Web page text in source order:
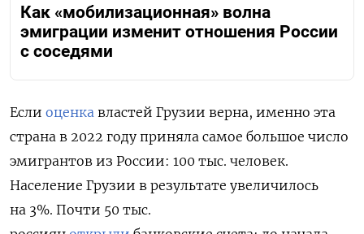
Как «мобилизационная» волна
эмиграции изменит отношения России
с соседями
Если оценка властей Грузии верна, именно эта
страна в 2022 году приняла самое большое число
эмигрантов из России: 100 тыс. человек.
Население Грузии в результате увеличилось
на 3%. Почти 50 тыс.